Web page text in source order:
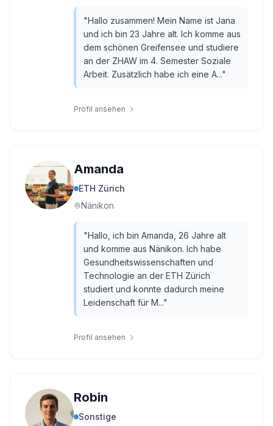
"Hallo zusammen! Mein Name ist Jana
und ich bin 23 Jahre alt. Ich komme aus
dem schönen Greifensee und studiere
an der ZHAW im 4. Semester Soziale
Arbeit. Zusätzlich habe ich eine A..."
Profil ansehen
Amanda
ETH Zürich
Nänikon
"Hallo, ich bin Amanda, 26 Jahre alt
und komme aus Nänikon. Ich habe
Gesundheitswissenschaften und
Technologie an der ETH Zürich
studiert und konnte dadurch meine
Leidenschaft für M..."
Profil ansehen
Robin
Sonstige